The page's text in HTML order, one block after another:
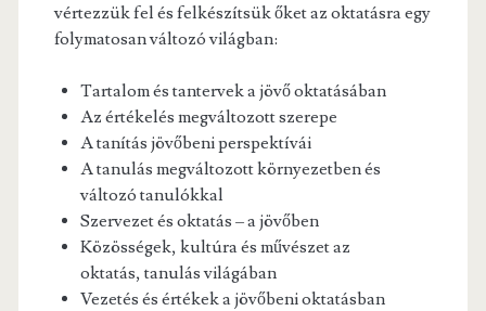
vértezzük fel és felkészítsük őket az oktatásra egy
folymatosan változó világban:
Tartalom és tantervek a jövő oktatásában
Az értékelés megváltozott szerepe
A tanítás jövőbeni perspektívái
A tanulás megváltozott környezetben és
változó tanulókkal
Szervezet és oktatás – a jövőben
Közösségek, kultúra és művészet az
oktatás, tanulás világában
Vezetés és értékek a jövőbeni oktatásban